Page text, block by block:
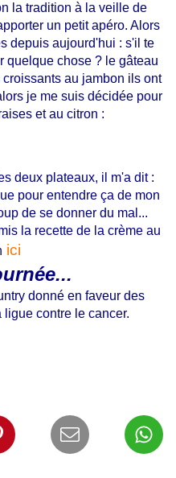
la tradition à la veille de
un petit apéro. Alors
depuis aujourd'hui : s'il te
quelque chose ? le gâteau
au jambon ils ont
je me suis décidée pour
et au citron :
deux plateaux, il m'a dit :
pour entendre ça de mon
de se donner du mal...
la recette de la crème au
ici
donné en faveur des
contre le cancer.